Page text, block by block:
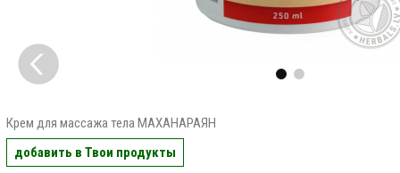
Крем для массажа тела МАХАНАРАЯН
добавить в Твои продукты